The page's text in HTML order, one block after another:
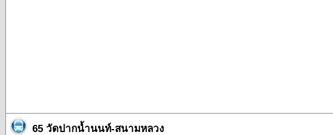
65 วัดปากน้ำนนท์-สนามหลวง